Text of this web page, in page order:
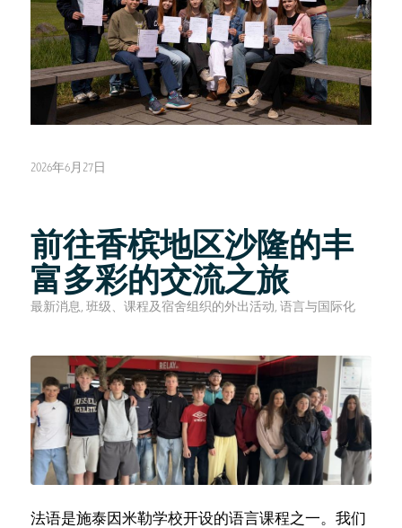
2026年6月27日
前往香槟地区沙隆的丰
富多彩的交流之旅
最新消息 班级、课程及宿舍组织的外出活动 语言与国际化
法语是施泰因米勒学校开设的语言课程之一。我们